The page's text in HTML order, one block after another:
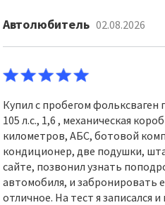
Автолюбитель 02.08.2026
Купил с пробегом фольксваген
105 л.с., 1,6 , механическая
километров, АБС, ботовой
кондиционер, две подушки,
сайте, позвонил узнать
автомобиля, и забронировать
отличное. На тест я записался